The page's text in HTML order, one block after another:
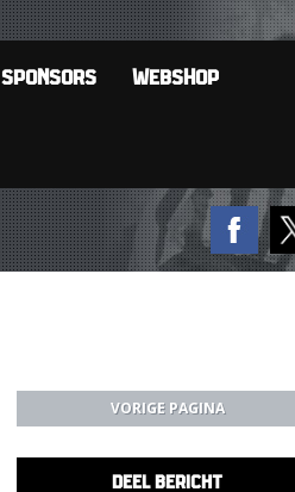
SPONSORS WEBSHOP
VORIGE PAGINA
DEEL BERICHT